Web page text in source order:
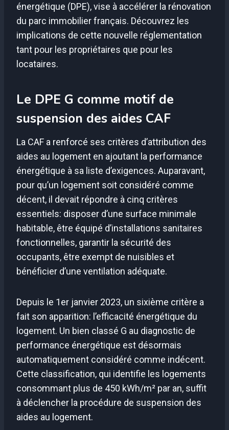
énergétique (DPE), vise à accélérer la rénovation
du parc immobilier français. Découvrez les
implications de cette nouvelle réglementation
tant pour les propriétaires que pour les
locataires.
Le DPE G comme motif de
suspension des aides CAF
La CAF a renforcé ses critères d’attribution des
aides au logement en ajoutant la performance
énergétique à sa liste d’exigences. Auparavant,
pour qu’un logement soit considéré comme
décent, il devait répondre à cinq critères
essentiels: disposer d’une surface minimale
habitable, être équipé d’installations sanitaires
fonctionnelles, garantir la sécurité des
occupants, être exempt de nuisibles et
bénéficier d’une ventilation adéquate.
Depuis le 1er janvier 2023, un sixième critère a
fait son apparition: l’efficacité énergétique du
logement. Un bien classé G au diagnostic de
performance énergétique est désormais
automatiquement considéré comme indécent.
Cette classification, qui identifie les logements
consommant plus de 450 kWh/m² par an, suffit
à déclencher la procédure de suspension des
aides au logement.